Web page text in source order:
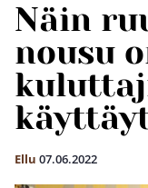
Näin
nousu
Ellu 07.06.2022